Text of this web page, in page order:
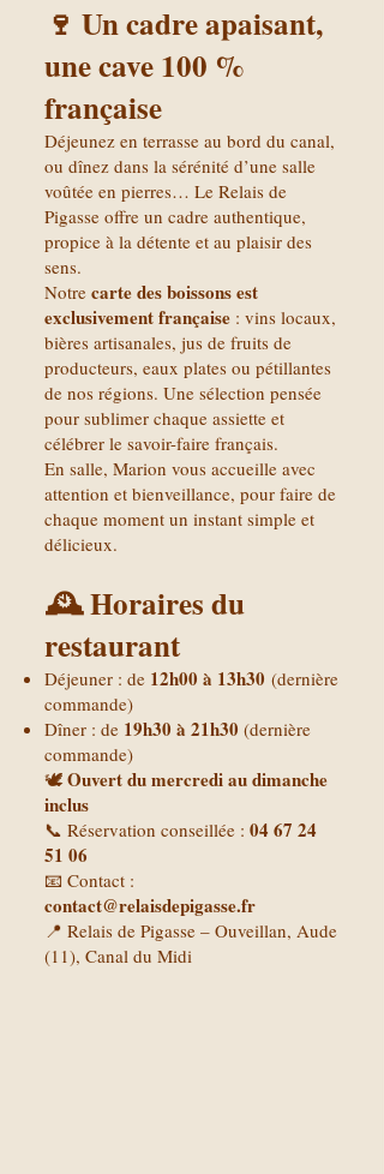
🍷 Un cadre apaisant,
une cave 100 %
française
Déjeunez en terrasse au bord du canal,
ou dînez dans la sérénité d’une salle
voûtée en pierres… Le Relais de
Pigasse offre un cadre authentique,
propice à la détente et au plaisir des
sens.
Notre carte des boissons est
exclusivement française : vins locaux,
bières artisanales, jus de fruits de
producteurs, eaux plates ou pétillantes
de nos régions. Une sélection pensée
pour sublimer chaque assiette et
célébrer le savoir-faire français.
En salle, Marion vous accueille avec
attention et bienveillance, pour faire de
chaque moment un instant simple et
délicieux.
🕰️ Horaires du
restaurant
Déjeuner : de 12h00 à 13h30 (dernière
commande)
Dîner : de 19h30 à 21h30 (dernière
commande)
🕊️ Ouvert du mercredi au dimanche
inclus
📞 Réservation conseillée : 04 67 24
51 06
📧 Contact :
contact@relaisdepigasse.fr
📍 Relais de Pigasse – Ouveillan, Aude
(11), Canal du Midi